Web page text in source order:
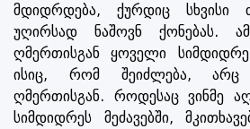
მდიდრდება, ქურდიც სხვისი
უღირსად ნაშოვნ ქონებას.
ღმერთისგან ყოველი
ისიც, რომ შეიძლება, არც
ღმერთისგან. როდესაც ვინმე
სიმდიდრეს მეძავებში,